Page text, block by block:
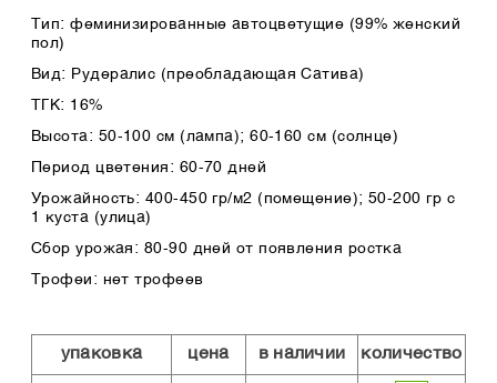
Тип: феминизированные автоцветущие (99% женский
пол)
Вид: Рудералис (преобладающая Сатива)
ТГК: 16%
Высота: 50-100 см (лампа); 60-160 см (солнце)
Период цветения: 60-70 дней
Урожайность: 400-450 гр/м2 (помещение); 50-200 гр с
1 куста (улица)
Сбор урожая: 80-90 дней от появления ростка
Трофеи: нет трофеев
упаковка цена в наличии количество